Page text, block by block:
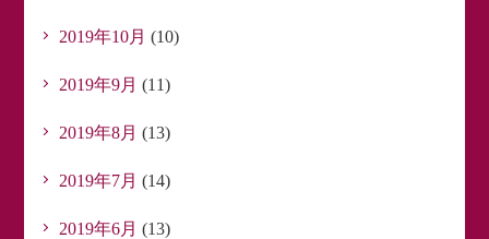
2019年10月 (10)
2019年9月 (11)
2019年8月 (13)
2019年7月 (14)
2019年6月 (13)